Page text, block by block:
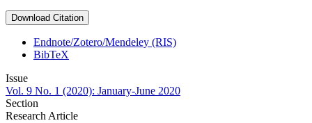
Download Citation
Endnote/Zotero/Mendeley (RIS)
BibTeX
Issue
Vol. 9 No. 1 (2020): January-June 2020
Section
Research Article